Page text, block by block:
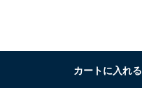
カートに入れる